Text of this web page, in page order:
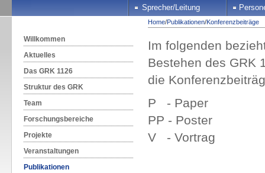
Sprecher/Leitung
Willkommen
Aktuelles
Das GRK 1126
Struktur des GRK
Team
Forschungsbereiche
Projekte
Veranstaltungen
Publikationen
Home/Publikationen/Konferenzbeiträge
Im folgenden
Bestehen des GRK
die
P - Paper
PP - Poster
V - Vortrag